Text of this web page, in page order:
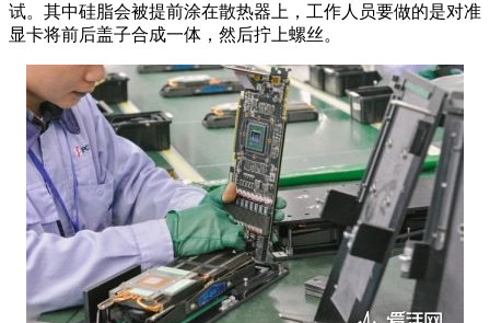
试。其中硅脂会被提前涂在散热器上，工作人员要做的是对准
显卡将前后盖子合成一体，然后拧上螺丝。